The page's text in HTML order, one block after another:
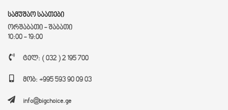
სამუშაო საათები
ორშაბათი - შაბათი
10:00 - 19:00
ტელ: ( 032 ) 2 195 700
მობ: +995 593 90 09 03
info@bigchoice.ge